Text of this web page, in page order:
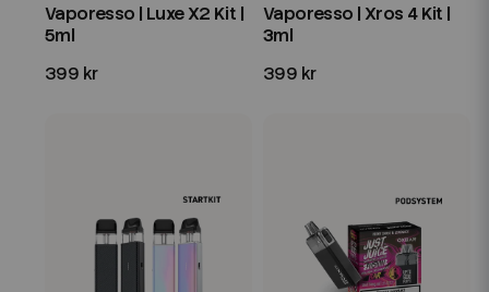
Vaporesso | Luxe X2 Kit |
5ml
399 kr
Vaporesso | Xros 4 Kit |
3ml
399 kr